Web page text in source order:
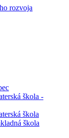
rozvoja
škola -
škola
škola